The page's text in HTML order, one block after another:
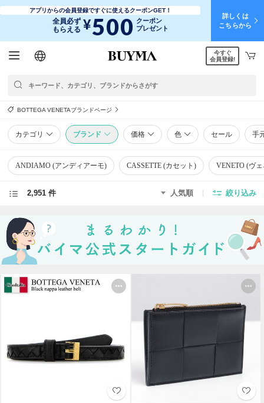
アプリからの会員登録ですぐに使えるクーポンGET！
全員必ず
もらえる ¥500 クーポン
プレゼント
詳しくは
こちらから
日本語
English
简体中文
繁體中文
今すぐ
会員登録!
BOTTEGA VENETAブランドページ
カテゴリ ブランド 価格 色 セール 手
ANDIAMO (アンディアーモ) CASSETTE (カセット) VENETO (ヴ
2,951 件 人気順 絞り込み